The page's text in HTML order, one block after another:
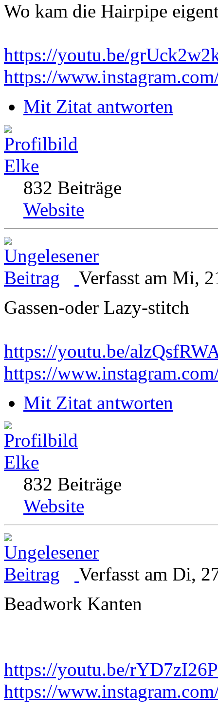
Wo kam die Hairpipe
https://youtu.be/
https://
Mit Zitat antworten
Elke
832 Beiträge
Website
Verfasst am Mi,
Gassen-oder Lazy-stitch
https://youtu.be/
https://
Mit Zitat antworten
Elke
832 Beiträge
Website
Verfasst am Di,
Beadwork Kanten
https://youtu.be/
https://